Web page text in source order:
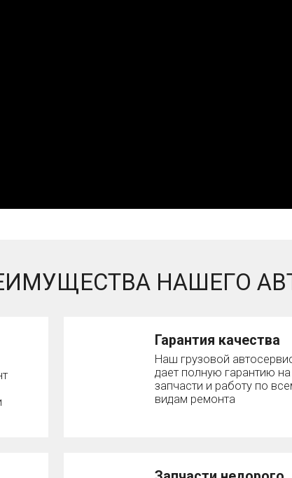
НАШЕГО
Гарантия качества
Наш грузовой
дает полную гарантию на
запчасти и работу по
видам ремонта